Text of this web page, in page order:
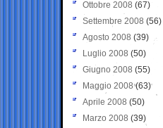
Ottobre 2008 (67)
Settembre 2008 (56)
Agosto 2008 (39)
Luglio 2008 (50)
Giugno 2008 (55)
Maggio 2008(63)
Aprile 2008 (50)
Marzo 2008 (39)